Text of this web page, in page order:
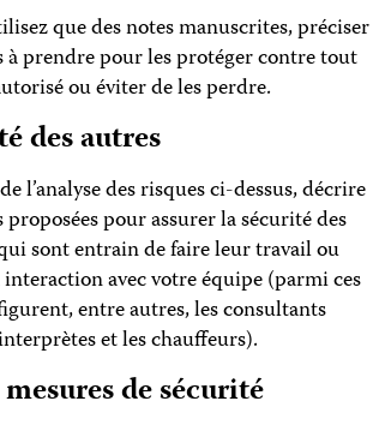
que des notes manuscrites, préciser
à prendre pour les protéger contre tout
ou éviter de les perdre.
des autres
l’analyse des risques ci-dessus, décrire
proposées pour assurer la sécurité des
sont entrain de faire leur travail ou
avec votre équipe (parmi ces
entre autres, les consultants
et les chauffeurs).
de sécurité